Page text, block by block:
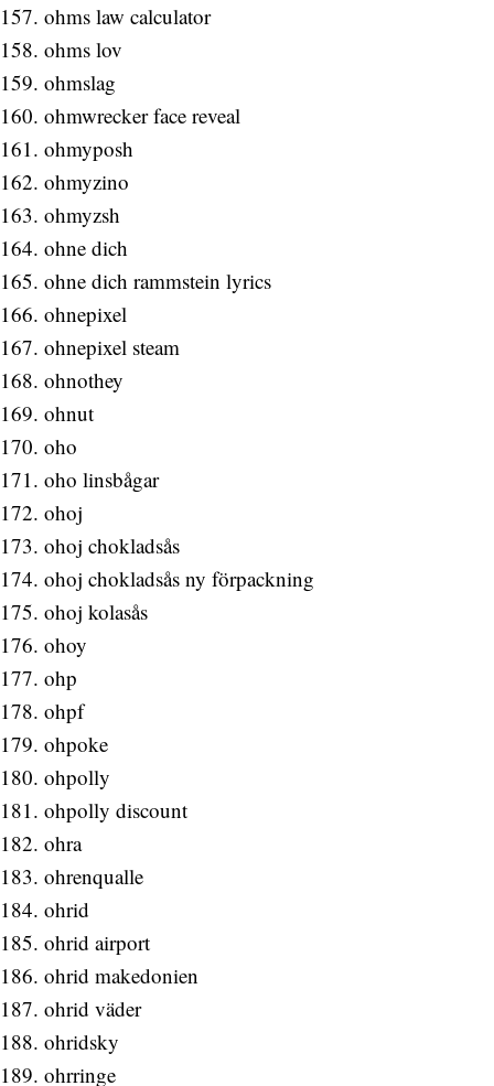
ohms law calculator
ohms lov
ohmslag
ohmwrecker face reveal
ohmyposh
ohmyzino
ohmyzsh
ohne dich
ohne dich rammstein lyrics
ohnepixel
ohnepixel steam
ohnothey
ohnut
oho
oho linsbågar
ohoj
ohoj chokladsås
ohoj chokladsås ny förpackning
ohoj kolasås
ohoy
ohp
ohpf
ohpoke
ohpolly
ohpolly discount
ohra
ohrenqualle
ohrid
ohrid airport
ohrid makedonien
ohrid väder
ohridsky
ohrringe